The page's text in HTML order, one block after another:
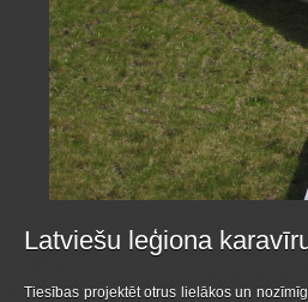
Latviešu leģiona
Tiesības projektēt otrus lielākos un